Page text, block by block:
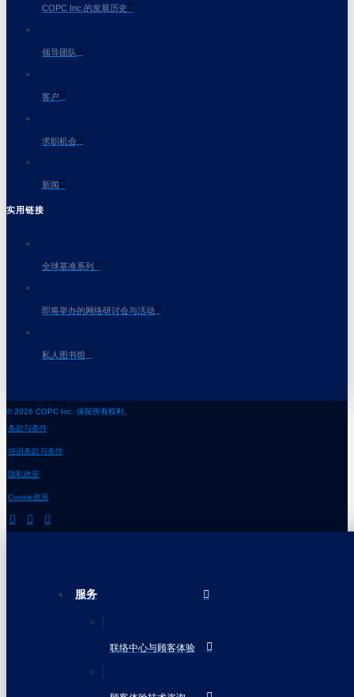
COPC Inc.的发展历史
领导团队
客户
求职机会
新闻
实用链接
全球基准系列
即将举办的网络研讨会与活动
私人图书馆
© 2026 COPC Inc. 保留所有权利。
条款与条件
培训条款与条件
隐私政策
Cookie政策
服务
联络中心与顾客体验